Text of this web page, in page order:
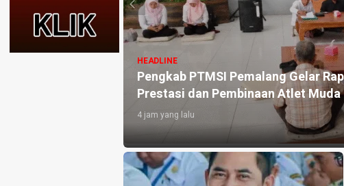
HEADLINE
Fraksi Golkar DPRD Pemalang
Terdampak Kekeringan di Pulosari
2 hari yang lalu